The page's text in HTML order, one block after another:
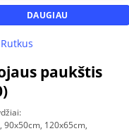
DAUGIAU
paukštis
90x50cm, 120x65cm,